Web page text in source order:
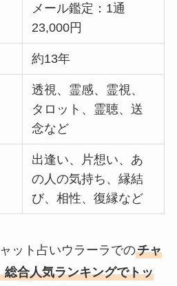
メール鑑定：1通
23,000円
約13年
透視、霊感、霊視、
タロット、霊聴、送
念など
出逢い、片想い、あ
の人の気持ち、縁結
び、相性、復縁など
ット占いウラーラでのチャ
合人気ランキングでトッ